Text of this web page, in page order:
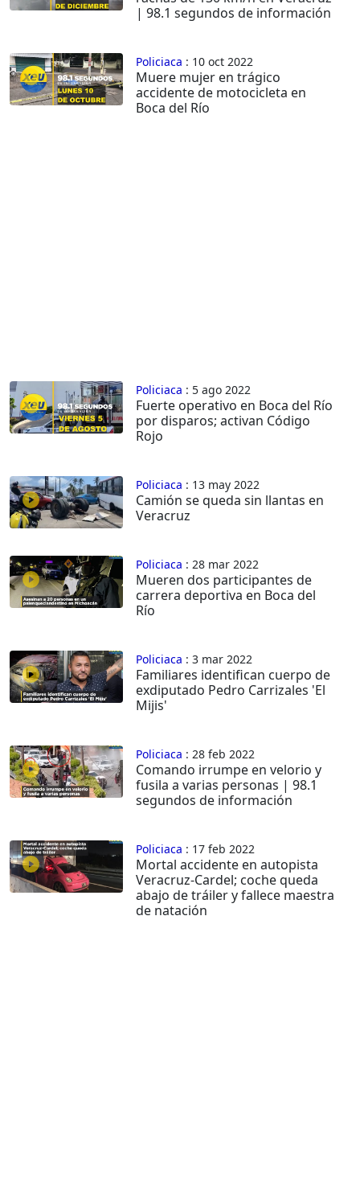
| 98.1 segundos de información
Policiaca : 10 oct 2022
Muere mujer en trágico
accidente de motocicleta en
Boca del Río
Policiaca : 5 ago 2022
Fuerte operativo en Boca del Río
por disparos; activan Código
Rojo
Policiaca : 13 may 2022
Camión se queda sin llantas en
Veracruz
Policiaca : 28 mar 2022
Mueren dos participantes de
carrera deportiva en Boca del
Río
Policiaca : 3 mar 2022
Familiares identifican cuerpo de
exdiputado Pedro Carrizales 'El
Mijis'
Policiaca : 28 feb 2022
Comando irrumpe en velorio y
fusila a varias personas | 98.1
segundos de información
Policiaca : 17 feb 2022
Mortal accidente en autopista
Veracruz-Cardel; coche queda
abajo de tráiler y fallece maestra
de natación